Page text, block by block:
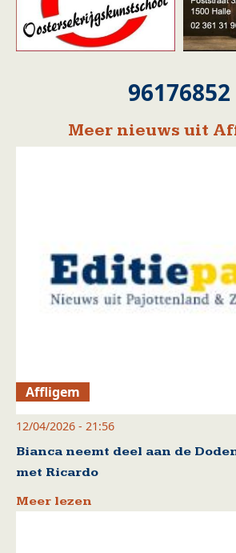
96176852
Meer nieuws uit
Affligem
12/04/2026 - 21:56
Bianca neemt deel aan de
met Ricardo
Meer lezen